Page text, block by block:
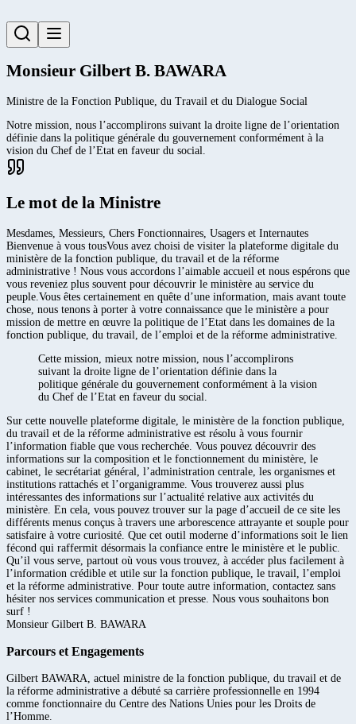
Monsieur Gilbert B. BAWARA
Ministre de la Fonction Publique, du Travail et du Dialogue Social
Notre mission, nous l’accomplirons suivant la droite ligne de l’orientation
définie dans la politique générale du gouvernement conformément à la
vision du Chef de l’Etat en faveur du social.
Le mot de la Ministre
Mesdames, Messieurs, Chers Fonctionnaires, Usagers et Internautes
Bienvenue à vous tousVous avez choisi de visiter la plateforme digitale du
ministère de la fonction publique, du travail et de la réforme
administrative ! Nous vous accordons l’aimable accueil et nous espérons que
vous reveniez plus souvent pour découvrir le ministère au service du
peuple.Vous êtes certainement en quête d’une information, mais avant toute
chose, nous tenons à porter à votre connaissance que le ministère a pour
mission de mettre en œuvre la politique de l’Etat dans les domaines de la
fonction publique, du travail, de l’emploi et de la réforme administrative.
Cette mission, mieux notre mission, nous l’accomplirons
suivant la droite ligne de l’orientation définie dans la
politique générale du gouvernement conformément à la vision
du Chef de l’Etat en faveur du social.
Sur cette nouvelle plateforme digitale, le ministère de la fonction publique,
du travail et de la réforme administrative est résolu à vous fournir
l’information fiable que vous recherchée. Vous pouvez découvrir des
informations sur la composition et le fonctionnement du ministère, le
cabinet, le secrétariat général, l’administration centrale, les organismes et
institutions rattachés et l’organigramme. Vous trouverez aussi plus
intéressantes des informations sur l’actualité relative aux activités du
ministère. En cela, vous pouvez trouver sur la page d’accueil de ce site les
différents menus conçus à travers une arborescence attrayante et souple pour
satisfaire à votre curiosité. Que cet outil moderne d’informations soit le lien
fécond qui raffermit désormais la confiance entre le ministère et le public.
Qu’il vous serve, partout où vous vous trouvez, à accéder plus facilement à
l’information crédible et utile sur la fonction publique, le travail, l’emploi
et la réforme administrative. Pour toute autre information, contactez sans
hésiter nos services communication et presse. Nous vous souhaitons bon
surf !
Monsieur Gilbert B. BAWARA
Parcours et Engagements
Gilbert BAWARA, actuel ministre de la fonction publique, du travail et de
la réforme administrative a débuté sa carrière professionnelle en 1994
comme fonctionnaire du Centre des Nations Unies pour les Droits de
l’Homme.